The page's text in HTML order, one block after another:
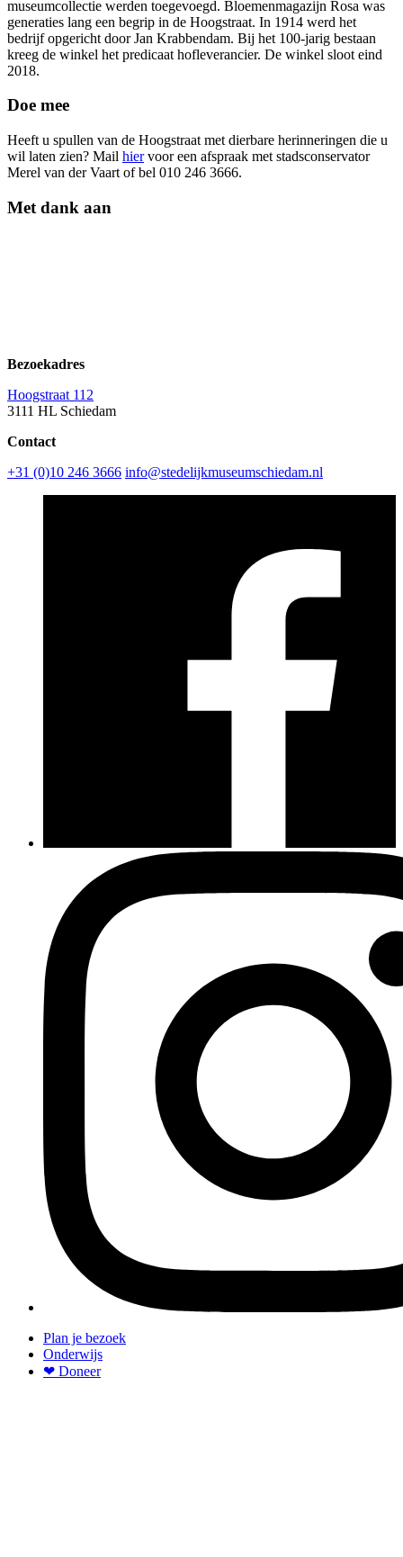
museumcollectie werden toegevoegd. Bloemenmagazijn Rosa was
generaties lang een begrip in de Hoogstraat. In 1914 werd het
bedrijf opgericht door Jan Krabbendam. Bij het 100-jarig bestaan
kreeg de winkel het predicaat hofleverancier. De winkel sloot eind
2018.
Doe mee
Heeft u spullen van de Hoogstraat met dierbare herinneringen die u
wil laten zien? Mail hiervoor een afspraak met stadsconservator
Merel van der Vaart of bel 010 246 3666.
Met dank aan
Bezoekadres
Hoogstraat 112
3111 HL Schiedam
Contact
+31 (0)10 246 3666 info@stedelijkmuseumschiedam.nl
Plan je bezoek
Onderwijs
❤ Doneer